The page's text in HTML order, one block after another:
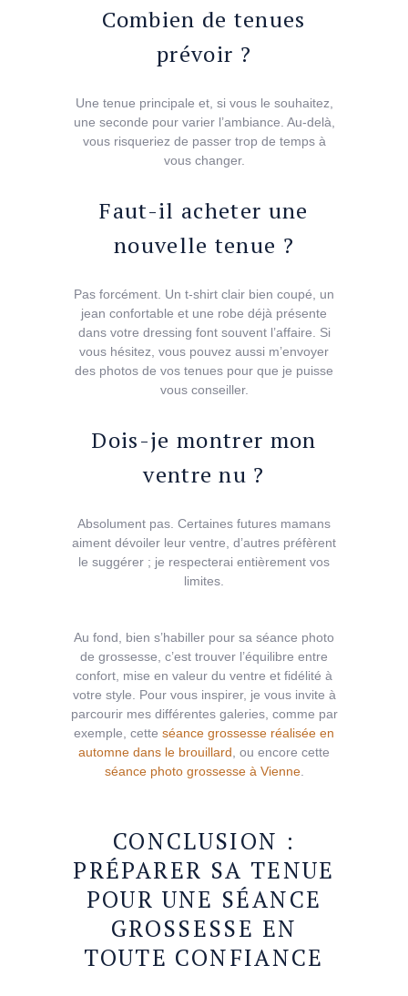
Combien de tenues
prévoir ?
Une tenue principale et, si vous le souhaitez,
une seconde pour varier l’ambiance. Au-delà,
vous risqueriez de passer trop de temps à
vous changer.
Faut-il acheter une
nouvelle tenue ?
Pas forcément. Un t-shirt clair bien coupé, un
jean confortable et une robe déjà présente
dans votre dressing font souvent l’affaire. Si
vous hésitez, vous pouvez aussi m’envoyer
des photos de vos tenues pour que je puisse
vous conseiller.
Dois-je montrer mon
ventre nu ?
Absolument pas. Certaines futures mamans
aiment dévoiler leur ventre, d’autres préfèrent
le suggérer ; je respecterai entièrement vos
limites.
Au fond, bien s’habiller pour sa séance photo
de grossesse, c’est trouver l’équilibre entre
confort, mise en valeur du ventre et fidélité à
votre style. Pour vous inspirer, je vous invite à
parcourir mes différentes galeries, comme par
exemple, cette séance grossesse réalisée en
automne dans le brouillard , ou encore cette
séance photo grossesse à Vienne.
CONCLUSION :
PRÉPARER SA TENUE
POUR UNE SÉANCE
GROSSESSE EN
TOUTE CONFIANCE